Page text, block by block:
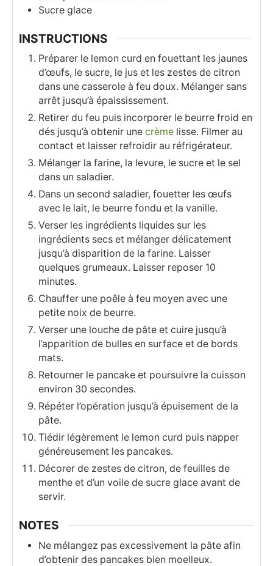
Sucre glace
INSTRUCTIONS
Préparer le lemon curd en fouettant les jaunes
d’œufs, le sucre, le jus et les zestes de citron
dans une casserole à feu doux. Mélanger sans
arrêt jusqu’à épaississement.
Retirer du feu puis incorporer le beurre froid en
dés jusqu’à obtenir une crème lisse. Filmer au
contact et laisser refroidir au réfrigérateur.
Mélanger la farine, la levure, le sucre et le sel
dans un saladier.
Dans un second saladier, fouetter les œufs
avec le lait, le beurre fondu et la vanille.
Verser les ingrédients liquides sur les
ingrédients secs et mélanger délicatement
jusqu’à disparition de la farine. Laisser
quelques grumeaux. Laisser reposer 10
minutes.
Chauffer une poêle à feu moyen avec une
petite noix de beurre.
Verser une louche de pâte et cuire jusqu’à
l’apparition de bulles en surface et de bords
mats.
Retourner le pancake et poursuivre la cuisson
environ 30 secondes.
Répéter l’opération jusqu’à épuisement de la
pâte.
Tiédir légèrement le lemon curd puis napper
généreusement les pancakes.
Décorer de zestes de citron, de feuilles de
menthe et d’un voile de sucre glace avant de
servir.
NOTES
Ne mélangez pas excessivement la pâte afin
d’obtenir des pancakes bien moelleux.